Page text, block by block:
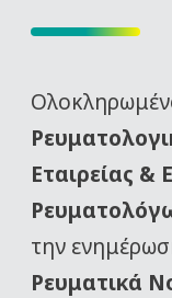
Εταιρείας &
την
Ρευματικά